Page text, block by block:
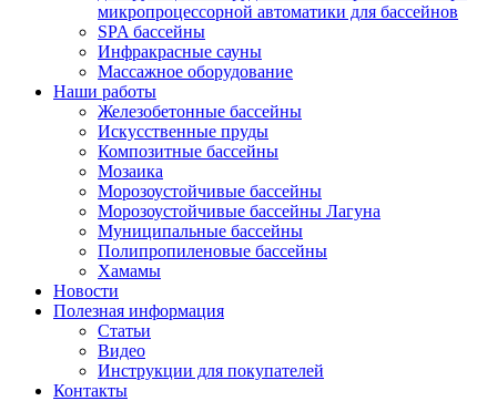
микропроцессорной автоматики для бассейнов
SPA бассейны
Инфракрасные сауны
Массажное оборудование
Наши работы
Железобетонные бассейны
Искусственные пруды
Композитные бассейны
Мозаика
Морозоустойчивые бассейны
Морозоустойчивые бассейны Лагуна
Муниципальные бассейны
Полипропиленовые бассейны
Хамамы
Новости
Полезная информация
Статьи
Видео
Инструкции для покупателей
Контакты